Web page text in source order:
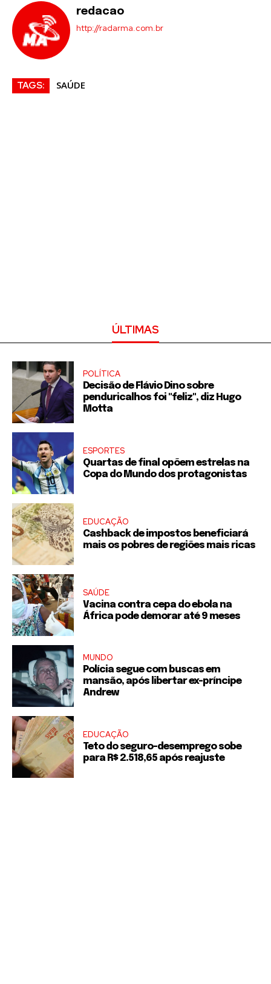
redacao
http://radarma.com.br
TAGS: SAÚDE
ÚLTIMAS
POLÍTICA
Decisão de Flávio Dino sobre
penduricalhos foi "feliz", diz Hugo
Motta
ESPORTES
Quartas de final opõem estrelas na
Copa do Mundo dos protagonistas
EDUCAÇÃO
Cashback de impostos beneficiará
mais os pobres de regiões mais ricas
SAÚDE
Vacina contra cepa do ebola na
África pode demorar até 9 meses
MUNDO
Polícia segue com buscas em
mansão, após libertar ex-príncipe
Andrew
EDUCAÇÃO
Teto do seguro-desemprego sobe
para R$ 2.518,65 após reajuste